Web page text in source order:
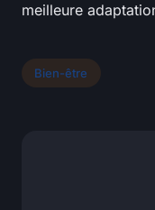
meilleure
Bien-être